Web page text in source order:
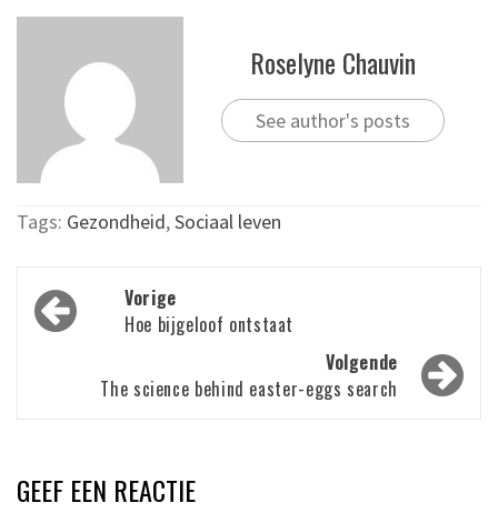
Roselyne Chauvin
See author's posts
Tags: Gezondheid,Sociaal leven
Bericht
navigatie
Vorige
Hoe bijgeloof ontstaat
Volgende
The science behind easter-eggs search
GEEF EEN REACTIE